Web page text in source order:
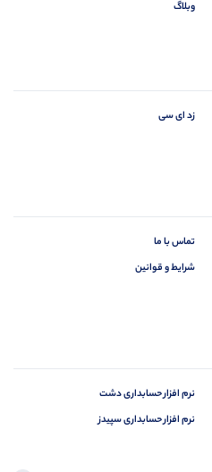
وبلاگ
زد ای سی
تماس با ما
شرایط و قوانین
نرم افزار حسابداری دشت
نرم افزار حسابداری سپیدز